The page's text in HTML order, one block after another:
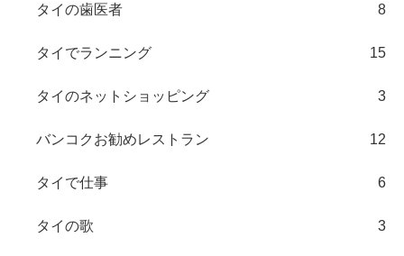
タイの歯医者 8
タイでランニング 15
タイのネットショッピング 3
バンコクお勧めレストラン 12
タイで仕事 6
タイの歌 3